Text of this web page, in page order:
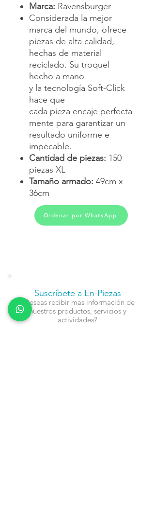
Marca: Ravensburger
Considerada la mejor
marca del mundo, ofrece
piezas de alta calidad,
hechas de material
reciclado. Su troquel
hecho a mano
y la tecnología Soft-Click
hace que
cada pieza encaje perfecta
mente para garantizar un
resultado uniforme e
impecable.
Cantidad de piezas: 150
piezas XL
Tamaño armado: 49cm x
36cm
Ordenar por WhatsApp
Suscríbete a En-Piezas
¿Deseas recibir mas información de
nuestros productos, servicios y
actividades?